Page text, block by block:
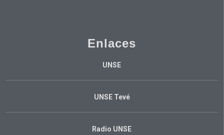
Enlaces
UNSE
UNSE Tevé
Radio UNSE